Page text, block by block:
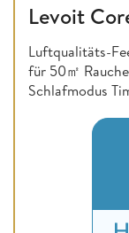
Levoit
Luftqualitäts-
für 50㎡
Schlafmodus